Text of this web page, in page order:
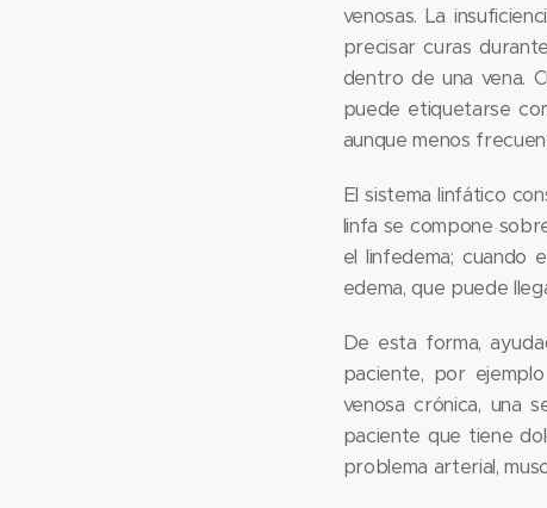
venosas. La
precisar curas
dentro de una vena.
puede etiquetarse
aunque menos
El sistema linfático
linfa se compone
el linfedema; cuando
edema, que puede
De esta forma,
paciente, por
venosa crónica, una
paciente que tiene
problema arterial,